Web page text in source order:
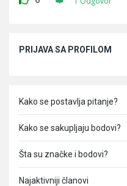
PRIJAVA SA PROFILOM
Kako se postavlja pitanje?
Kako se sakupljaju bodovi?
Šta su značke i bodovi?
Najaktivniji članovi